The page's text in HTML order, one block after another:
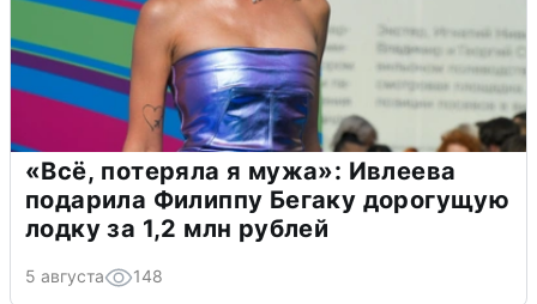
«Всё, потеряла я мужа»: Ивлеева
подарила Филиппу Бегаку дорогущую
лодку за 1,2 млн рублей
5 августа 148